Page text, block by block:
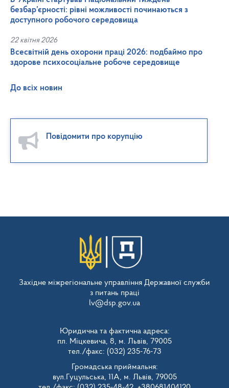
безбар’єрності: рівні можливості починаються з
доступного робочого середовища
22 квітня 2026
Всесвітній день охорони праці 2026: подбаймо про
здорове психосоціальне робоче середовище
До всіх новин
Повідомити про корупцію
Західне міжрегіональне управління Державної служби
з питань праці
lv@dsp.gov.ua
Юридична та фактична адреса:
пл. Міцкевича, 8, м. Львів, 79005
тел./факс: (032) 235-76-73
Громадська приймальня:
вул.Гуцульська, 11А, м. Львів, 79005